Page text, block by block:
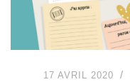
17 AVRIL 2020